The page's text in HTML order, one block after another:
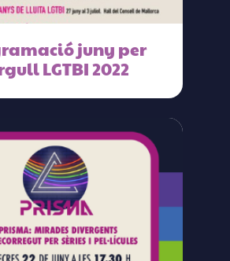
juny per
LGTBI 2022